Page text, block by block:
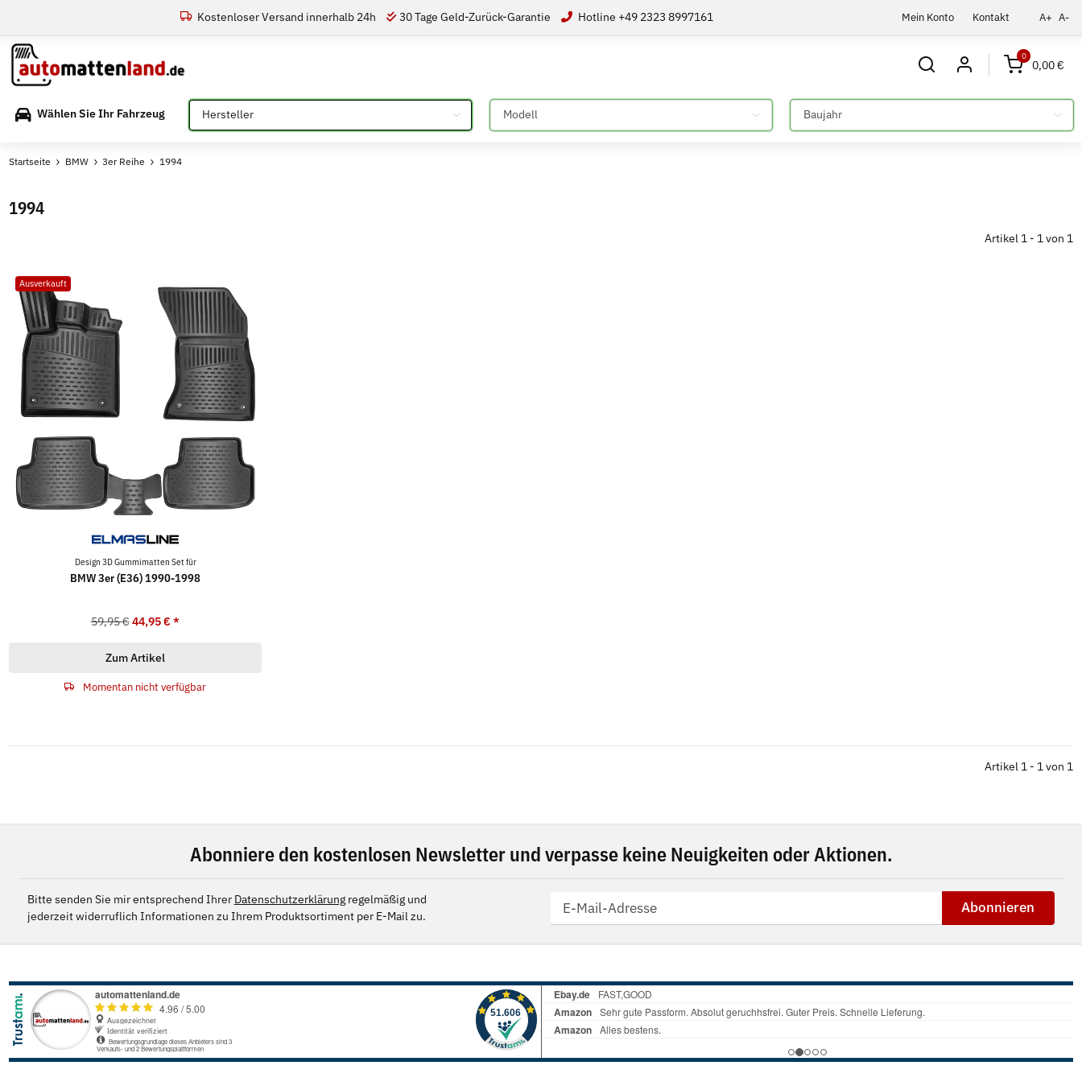
Mein Konto Kontakt A+ A-
Kostenloser Versand innerhalb 24h 30 Tage Geld-Zurück-Garantie Hotline +49 2323 8997161
0
0,00 €
Wählen Sie Ihr Fahrzeug Bitte auswählen Bitte auswählen Bitte auswählen
Startseite BMW 3er Reihe 1994
1994
Artikel 1 - 1 von 1
Ausverkauft
Design 3D Gummimatten Set für
BMW 3er (E36) 1990-1998
59,95 € 44,95 €*
Zum Artikel
Momentan nicht verfügbar
Artikel 1 - 1 von 1
Abonniere den kostenlosen Newsletter und verpasse keine Neuigkeiten oder Aktionen.
Bitte senden Sie mir entsprechend Ihrer Datenschutzerklärungregelmäßig und
jederzeit widerruflich Informationen zu Ihrem Produktsortiment per E-Mail zu.
Abonnieren